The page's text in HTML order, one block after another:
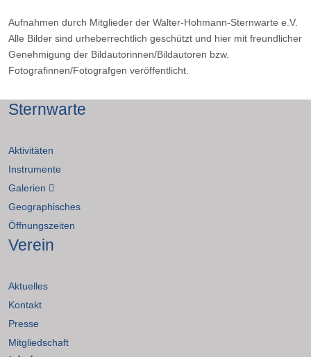
Aufnahmen durch Mitglieder der Walter-Hohmann-Sternwarte e.V.
Alle Bilder sind urheberrechtlich geschützt und hier mit freundlicher
Genehmigung der Bildautorinnen/Bildautoren bzw.
Fotografinnen/Fotografgen veröffentlicht.
Sternwarte
Aktivitäten
Instrumente
Galerien
Geographisches
Öffnungszeiten
Verein
Aktuelles
Kontakt
Presse
Mitgliedschaft